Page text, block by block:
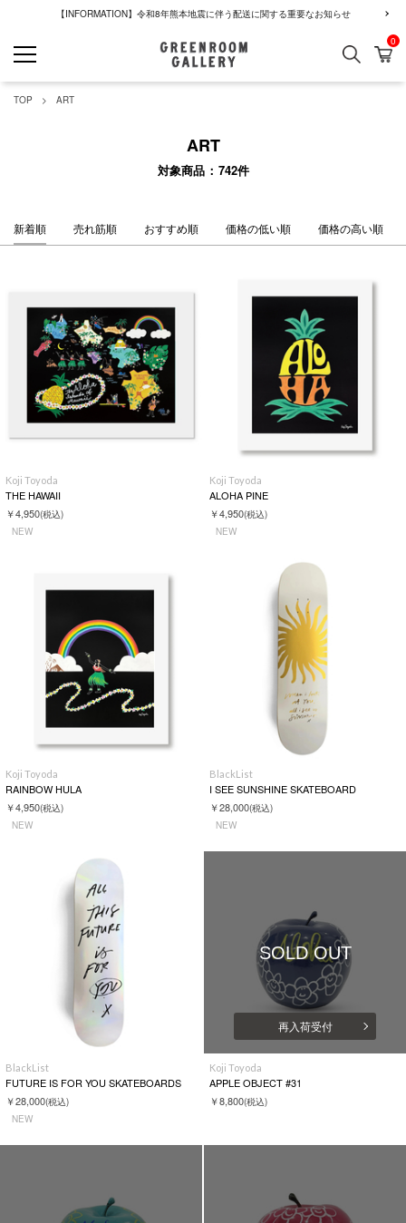
【INFORMATION】令和8年熊本地震に伴う配送に関する重要なお知らせ
検索 カ
0
TOP ART
ART
対象商品 742件
新着順 売れ筋順 おすすめ順 価格の低い順 価格の高い順
Koji Toyoda
THE HAWAII
￥4,950(税込)
NEW
Koji Toyoda
ALOHA PINE
￥4,950(税込)
NEW
Koji Toyoda
RAINBOW HULA
￥4,950(税込)
NEW
BlackList
I SEE SUNSHINE SKATEBOARD
￥28,000(税込)
NEW
BlackList
FUTURE IS FOR YOU SKATEBOARDS
￥28,000(税込)
NEW
SOLD OUT
再入荷受付
Koji Toyoda
APPLE OBJECT #31
￥8,800(税込)